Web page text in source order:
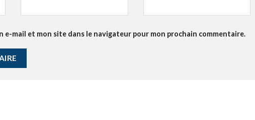
e-mail et mon site dans le navigateur pour mon prochain commentaire.